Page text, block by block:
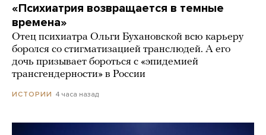
«Психиатрия возвращается в темные
времена»
Отец психиатра Ольги Бухановской всю карьеру
боролся со стигматизацией транслюдей. А его
дочь призывает бороться с «эпидемией
трансгендерности» в России
ИСТОРИИ 4 часа назад